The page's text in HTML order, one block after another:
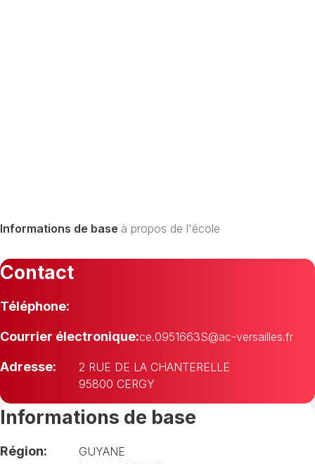
Informations de base à propos de l'école
Contact
Téléphone:
Courrier électronique:ce.0951663S@ac-versailles.fr
Adresse:
2 RUE DE LA CHANTERELLE
95800 CERGY
Informations de base
Région:
GUYANE